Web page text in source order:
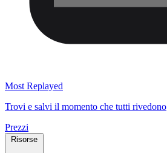
Most Replayed
Trovi e salvi il momento che tutti rivedono
Prezzi
Risorse